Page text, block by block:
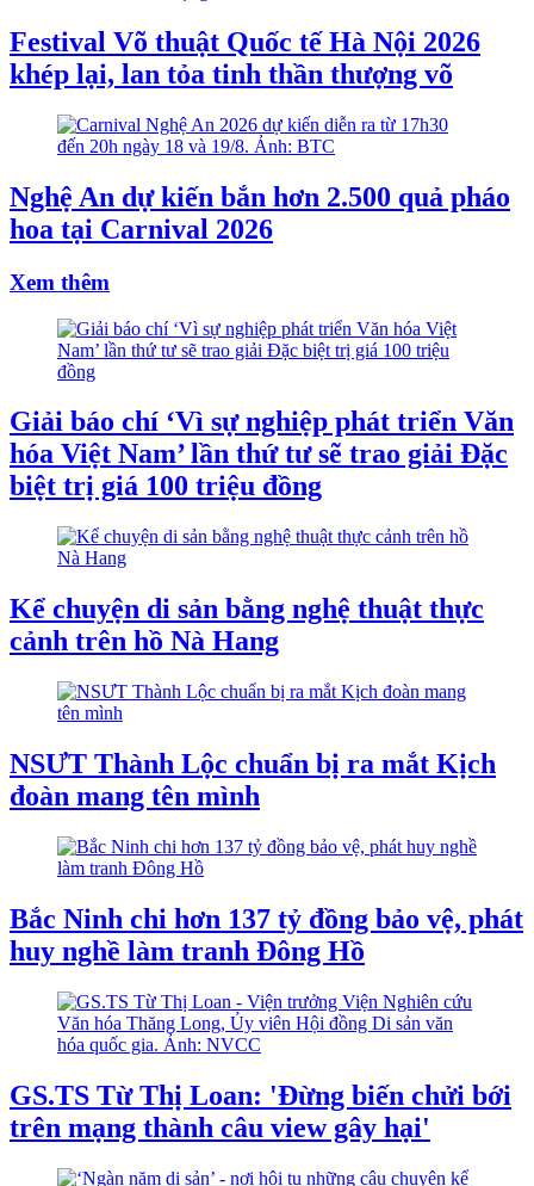
Festival Võ thuật Quốc tế Hà Nội 2026
khép lại, lan tỏa tinh thần thượng võ
Nghệ An dự kiến bắn hơn 2.500 quả pháo
hoa tại Carnival 2026
Xem thêm
Giải báo chí ‘Vì sự nghiệp phát triển Văn
hóa Việt Nam’ lần thứ tư sẽ trao giải Đặc
biệt trị giá 100 triệu đồng
Kể chuyện di sản bằng nghệ thuật thực
cảnh trên hồ Nà Hang
NSƯT Thành Lộc chuẩn bị ra mắt Kịch
đoàn mang tên mình
Bắc Ninh chi hơn 137 tỷ đồng bảo vệ, phát
huy nghề làm tranh Đông Hồ
GS.TS Từ Thị Loan: 'Đừng biến chửi bới
trên mạng thành câu view gây hại'